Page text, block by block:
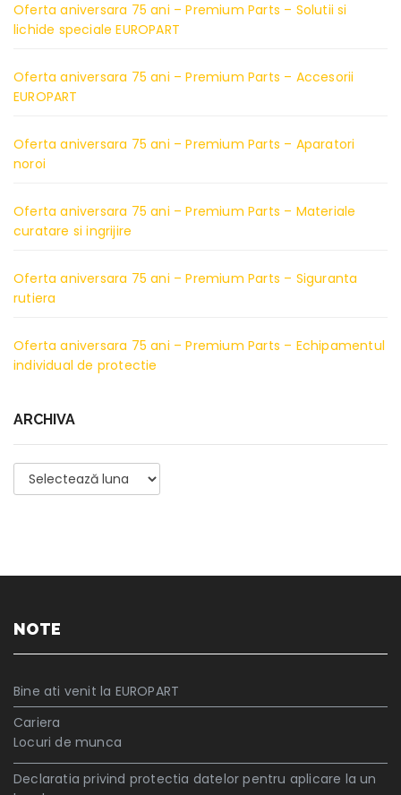
Oferta aniversara 75 ani – Premium Parts – Solutii si
lichide speciale EUROPART
Oferta aniversara 75 ani – Premium Parts – Accesorii
EUROPART
Oferta aniversara 75 ani – Premium Parts – Aparatori
noroi
Oferta aniversara 75 ani – Premium Parts – Materiale
curatare si ingrijire
Oferta aniversara 75 ani – Premium Parts – Siguranta
rutiera
Oferta aniversara 75 ani – Premium Parts – Echipamentul
individual de protectie
ARCHIVA
Archiva
NOTE
Bine ati venit la EUROPART
Cariera
Locuri de munca
Declaratia privind protectia datelor pentru aplicare la un